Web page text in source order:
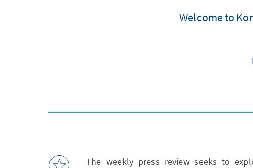
Welcome to
The weekly press review seeks to